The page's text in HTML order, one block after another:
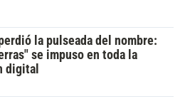
la pulseada del nombre:
se impuso en toda la
digital